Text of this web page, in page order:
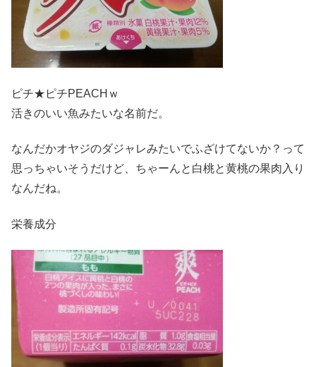
ピチ★ピチPEACHｗ
活きのいい魚みたいな名前だ。
なんだかオヤジのダジャレみたいでふざけてないか？って
思っちゃいそうだけど、ちゃーんと白桃と黄桃の果肉入り
なんだね。
栄養成分